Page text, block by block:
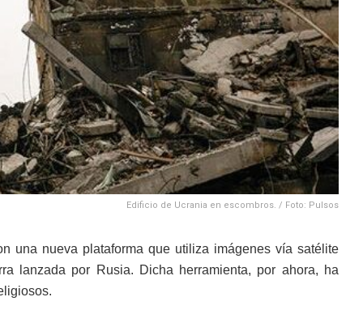
Edificio de Ucrania en escombros. / Foto: Pulsos
una nueva plataforma que utiliza imágenes vía satélite
lanzada por Rusia. Dicha herramienta, por ahora, ha